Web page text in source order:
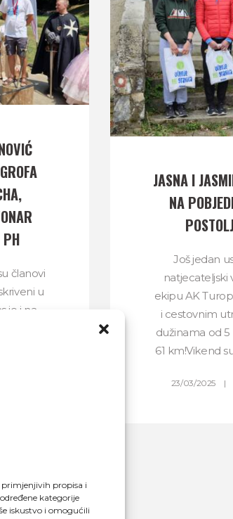
propisa i
kategorije
iskustvo i omogućili
PH
članovi
u
je i na
na
JASNA I
NA
Još jedan
natjecateljski
ekipu AK
i cestovnim
dužinama od
61 km!Vikend
23/03/2025